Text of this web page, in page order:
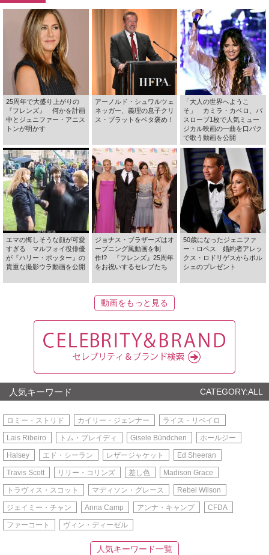
25周年で大盛り上がりの
『フレンズ』 何かを計画
中とジェニファー・アニス
トンが明かす
アーノルド・シュワルツェ
ネッガー、義理の息子クリ
ス・プラットをベタ褒め！
「大人の世界へようこ
そ」 カミラ・カベロ、バ
スローブ1枚で人気ミュー
ジカル映画の一曲を口パク
で歌う動画を公開
エマの悔しそうな顔が可愛
すぎる マルフォイ役俳優
が『ハリー・ポッター』の
貴重な撮影ウラ動画を公開
ジョナス・ブラザーズはオ
ープニング風動画を制
作!? 『フレンズ』25周年
をお祝いするセレブたち
50歳になったジェニファ
ー・ロペス 婚約者アレッ
クス・ロドリゲスからポル
シェのプレゼント
動画をもっと見る
人気キーワード CATEGORY:ALL
ロミー・ストリド カイリー・ジェンナー ライス・リベイロ
Lais Ribeiro トム・ブレイディ Gisele Bündchen ホールジー
Halsey エド・シーラン レザージャケット Ed Sheeran
Travis Scott リリー・コリンズ 差し色 Madison Grace
トラヴィス・スコット マディソン・グレース Rebel Wilson
ジェイミー・チャン Anna Camp アンナ・キャンプ CFDA
ファーコート ヴィン・ディーゼル
人気キーワード一覧